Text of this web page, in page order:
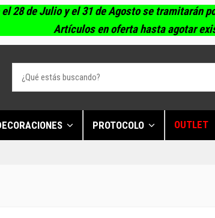
28 de Julio y el 31 de Agosto se tramitarán
Artículos en oferta hasta agotar
PROTOCOLO OUTLET